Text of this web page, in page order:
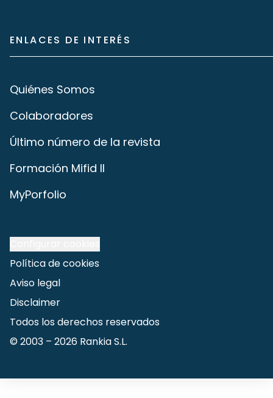
ENLACES DE INTERÉS
Quiénes Somos
Colaboradores
Último número de la revista
Formación Mifid II
MyPorfolio
Política de cookies
Aviso legal
Disclaimer
Todos los derechos reservados
© 2003 – 2026 Rankia S.L.